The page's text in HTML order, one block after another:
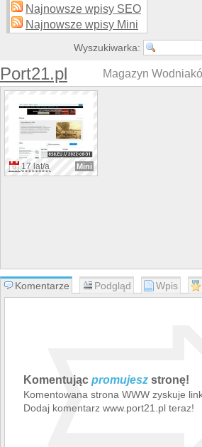
Najnowsze wpisy SEO
Najnowsze wpisy Mini
Wyszukiwarka:
Port21.pl Magazyn
17 lat/a Mini
Komentarze Podgląd Wpis
Komentując promujesz stronę!
Komentowana strona WWW zyskuje
Dodaj komentarz www.port21.pl teraz!